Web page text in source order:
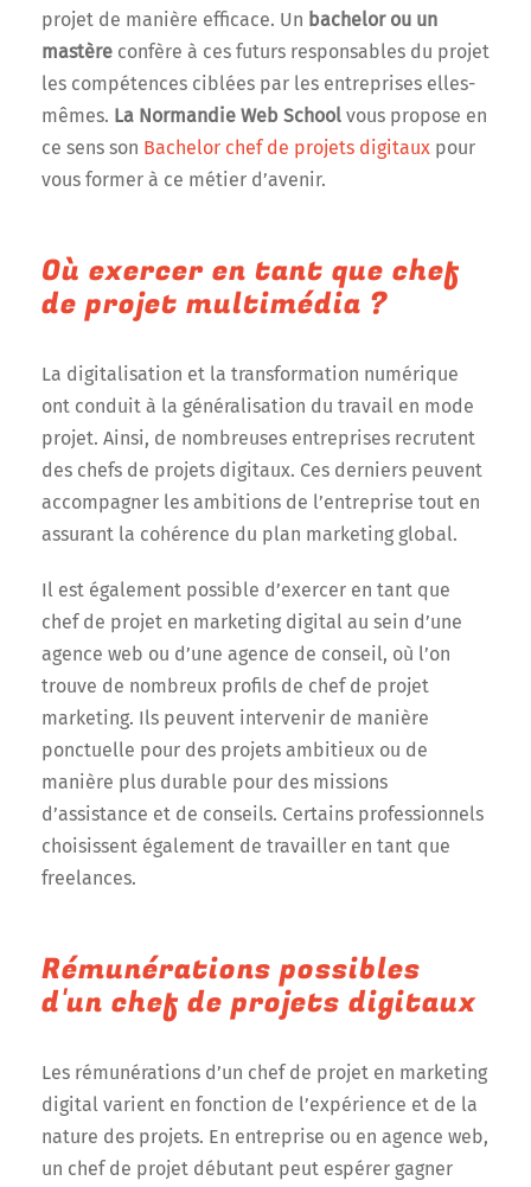
projet de manière efficace. Un bachelor ou un
mastère confère à ces futurs responsables du projet
les compétences ciblées par les entreprises elles-
mêmes. La Normandie Web School vous propose en
ce sens son Bachelor chef de projets digitaux pour
vous former à ce métier d’avenir.
Où exercer en tant que chef
de projet multimédia ?
La digitalisation et la transformation numérique
ont conduit à la généralisation du travail en mode
projet. Ainsi, de nombreuses entreprises recrutent
des chefs de projets digitaux. Ces derniers peuvent
accompagner les ambitions de l’entreprise tout en
assurant la cohérence du plan marketing global.
Il est également possible d’exercer en tant que
chef de projet en marketing digital au sein d’une
agence web ou d’une agence de conseil, où l’on
trouve de nombreux profils de chef de projet
marketing. Ils peuvent intervenir de manière
ponctuelle pour des projets ambitieux ou de
manière plus durable pour des missions
d’assistance et de conseils. Certains professionnels
choisissent également de travailler en tant que
freelances.
Rémunérations possibles
d'un chef de projets digitaux
Les rémunérations d’un chef de projet en marketing
digital varient en fonction de l’expérience et de la
nature des projets. En entreprise ou en agence web,
un chef de projet débutant peut espérer gagner